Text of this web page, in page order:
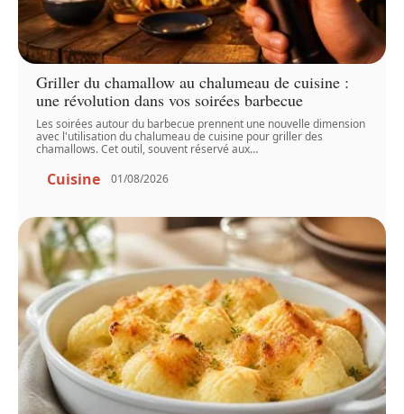
Griller du chamallow au chalumeau de cuisine :
une révolution dans vos soirées barbecue
Les soirées autour du barbecue prennent une nouvelle dimension
avec l'utilisation du chalumeau de cuisine pour griller des
chamallows. Cet outil, souvent réservé aux…
Cuisine 01/08/2026